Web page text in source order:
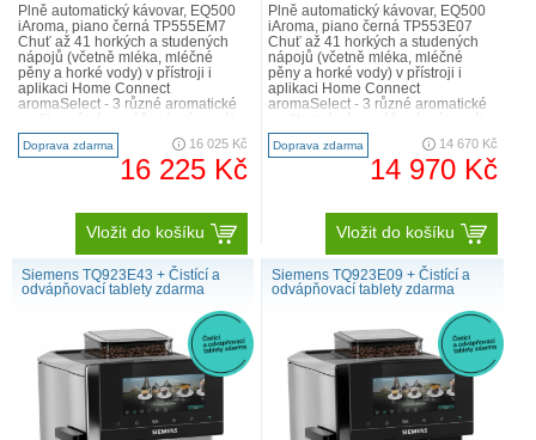
Plně automatický kávovar, EQ500
iAroma, piano černá TP555EM7
Chuť až 41 horkých a studených
nápojů (včetně mléka, mléčné
pěny a horké vody) v přístroji i
aplikaci Home Connect
aromaSelect - 3 různé aromatické
profily (mírné, vyvážené, výrazné)
nastavitelný poměr mléka pr..
Doprava zdarma 16 025 Kč
16 225 Kč
Vložit do košíku
Plně automatický kávovar, EQ500
iAroma, piano černá TP553E07
Chuť až 41 horkých a studených
nápojů (včetně mléka, mléčné
pěny a horké vody) v přístroji i
aplikaci Home Connect
aromaSelect - 3 různé aromatické
profily (mírné, vyvážené, výrazné)
nastavitelný poměr mléka pr..
Doprava zdarma 14 670 Kč
14 970 Kč
Vložit do košíku
Siemens TQ923E43 + Čistící a
odvápňovací tablety zdarma
Siemens TQ923E09 + Čistící a
odvápňovací tablety zdarma